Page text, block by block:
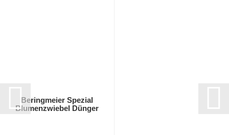
Beringmeier Spezial
Blumenzwiebel Dünger